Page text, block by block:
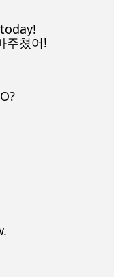
주쳤어!